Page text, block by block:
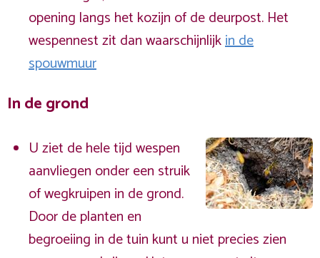
opening langs het kozijn of de deurpost. Het
wespennest zit dan waarschijnlijkin de
spouwmuur
In de grond
U ziet de hele tijd wespen
aanvliegen onder een struik
of wegkruipen in de grond.
Door de planten en
begroeiing in de tuin kunt u niet precies zien